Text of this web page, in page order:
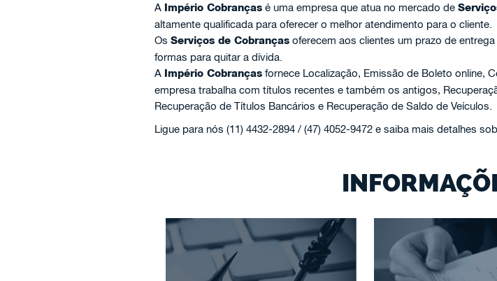
A Império Cobrançasé uma empresa que atua no mercado de
altamente qualificada para oferecer o melhor atendimento para o cliente.
Os Serviços de Cobrançasoferecem aos clientes um prazo de
formas para quitar a dívida.
A Império Cobrançasfornece Localização, Emissão de Boleto online,
empresa trabalha com títulos recentes e também os antigos,
Recuperação de Títulos Bancários e Recuperação de Saldo de Veículos.
Ligue para nós (11) 4432-2894 / (47) 4052-9472 e saiba mais detalhes